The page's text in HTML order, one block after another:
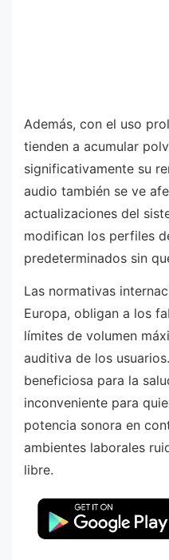
Además, con el uso
tienden a acumular
significativamente su
audio también se ve
actualizaciones del
modifican los perfiles
predeterminados sin
Las normativas
Europa, obligan a los
límites de volumen
auditiva de los
beneficiosa para la
inconveniente para
potencia sonora en
ambientes laborales
libre.